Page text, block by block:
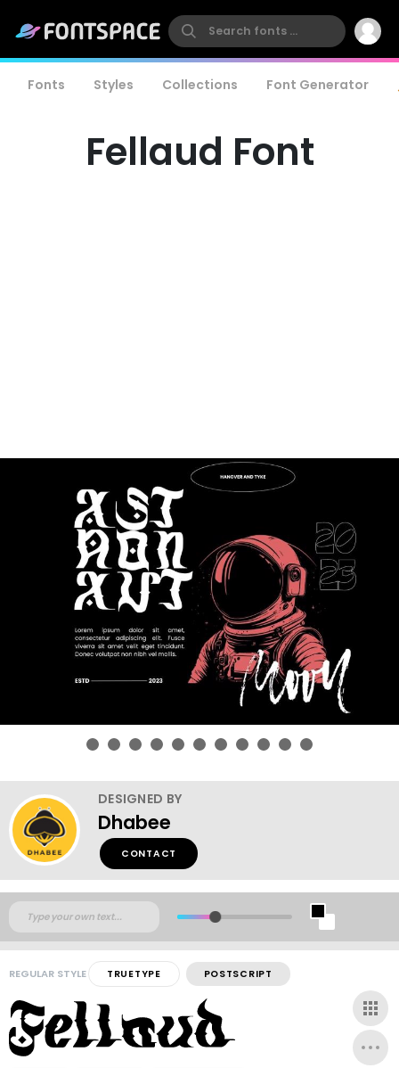
Fonts Styles Collections Font Generator
Fellaud Font
DESIGNED BY
Dhabee
CONTACT
REGULAR STYLE TRUETYPE POSTSCRIPT